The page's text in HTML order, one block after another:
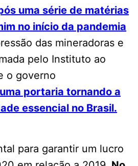
uma série de matérias
no início da pandemia
das mineradoras e
pelo Instituto ao
o governo
portaria tornando a
essencial no Brasil.
para garantir um lucro